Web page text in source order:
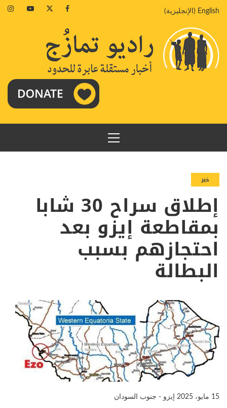
إلىEnglish
( الإنجليزية)
Facebook
Twitter
Youtube
القائمة
الرئيسية
خبر
إطلاق سراح 30 شابا
بمقاطعة إيزو بعد
احتجازهم بسبب
البطالة
15 مايو، 2025 إيزو - جنوب السودان